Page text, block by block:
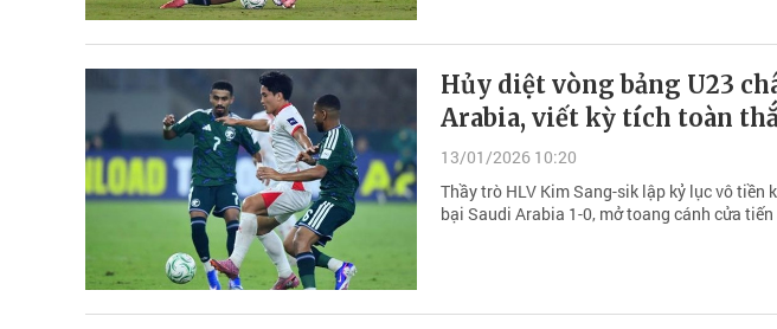
Hủy diệt vòng bảng U23
Arabia, viết kỳ tích toàn
13/01/2026 10:20
Thầy trò HLV Kim Sang-sik lập kỷ lục vô
bại Saudi Arabia 1-0, mở toang cánh cửa